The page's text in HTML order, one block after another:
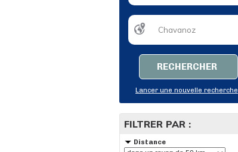
RECHERCHER
Lancer une nouvelle recherche
FILTRER PAR :
Distance